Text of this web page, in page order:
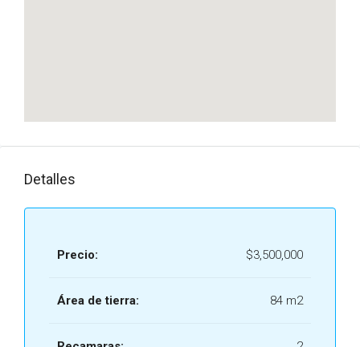
Detalles
Precio: $3,500,000
Área de tierra: 84 m2